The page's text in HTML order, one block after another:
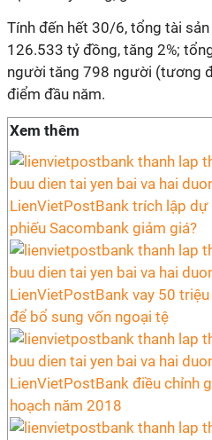
Tính đến hết 30/6, tổng tài
126.533 tỷ đồng, tăng 2%;
người tăng 798 người (tương
điểm đầu năm.
Xem thêm
LienVietPostBank trích lập
phiếu Sacombank giảm giá?
LienVietPostBank vay 50
để bổ sung vốn ngoại tệ
LienVietPostBank điều chỉnh
hoạch năm 2018